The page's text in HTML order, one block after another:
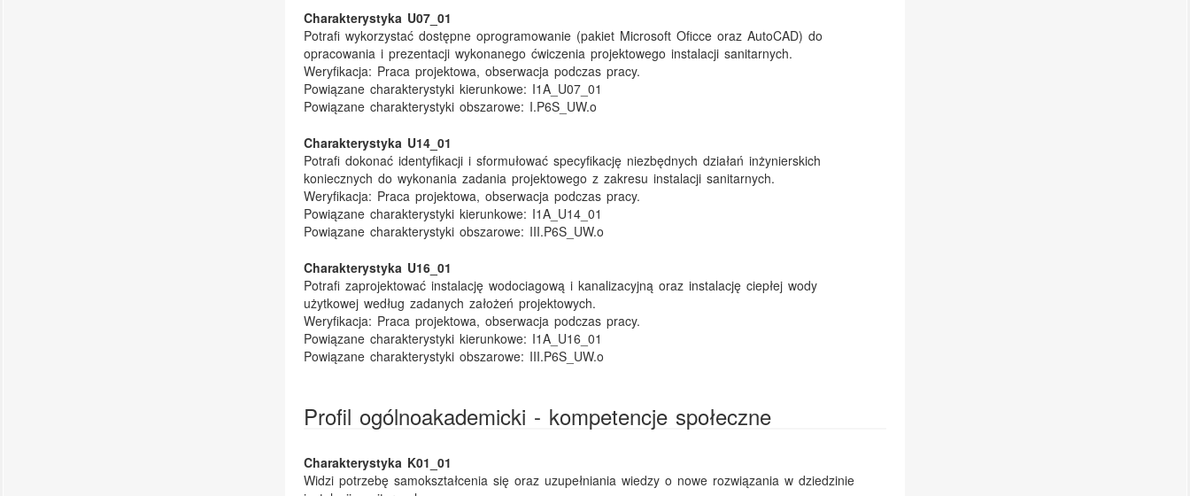
Charakterystyka U07_01
Potrafi wykorzystać dostępne oprogramowanie (pakiet Microsoft Oficce oraz AutoCAD) do
opracowania i prezentacji wykonanego ćwiczenia projektowego instalacji sanitarnych.
Weryfikacja: Praca projektowa, obserwacja podczas pracy.
Powiązane charakterystyki kierunkowe: I1A_U07_01
Powiązane charakterystyki obszarowe: I.P6S_UW.o
Charakterystyka U14_01
Potrafi dokonać identyfikacji i sformułować specyfikację niezbędnych działań inżynierskich
koniecznych do wykonania zadania projektowego z zakresu instalacji sanitarnych.
Weryfikacja: Praca projektowa, obserwacja podczas pracy.
Powiązane charakterystyki kierunkowe: I1A_U14_01
Powiązane charakterystyki obszarowe: III.P6S_UW.o
Charakterystyka U16_01
Potrafi zaprojektować instalację wodociagową i kanalizacyjną oraz instalację ciepłej wody
użytkowej według zadanych założeń projektowych.
Weryfikacja: Praca projektowa, obserwacja podczas pracy.
Powiązane charakterystyki kierunkowe: I1A_U16_01
Powiązane charakterystyki obszarowe: III.P6S_UW.o
Profil ogólnoakademicki - kompetencje społeczne
Charakterystyka K01_01
Widzi potrzebę samokształcenia się oraz uzupełniania wiedzy o nowe rozwiązania w dziedzinie